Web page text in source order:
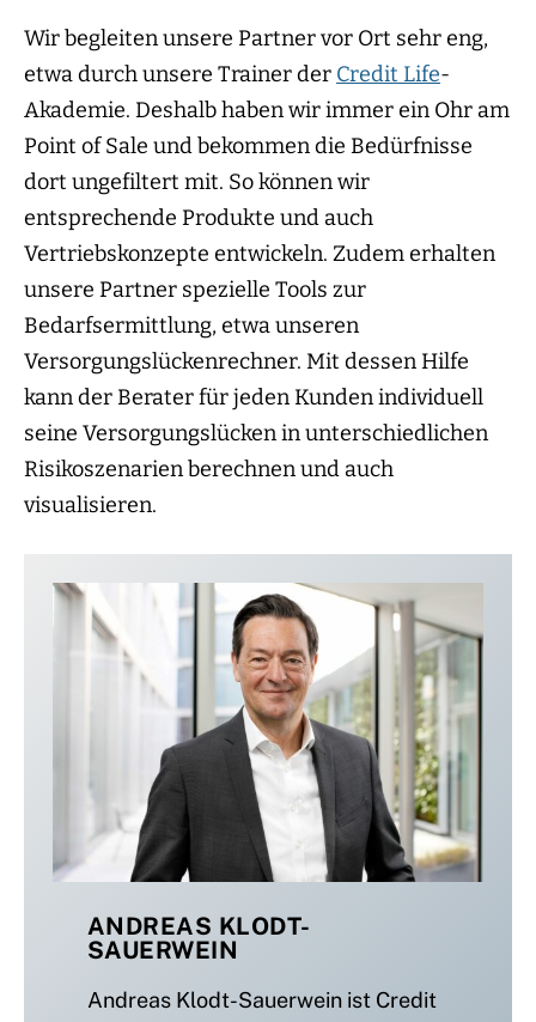
Wir begleiten unsere Partner vor Ort sehr eng,
etwa durch unsere Trainer der Credit Life-
Akademie. Deshalb haben wir immer ein Ohr am
Point of Sale und bekommen die Bedürfnisse
dort ungefiltert mit. So können wir
entsprechende Produkte und auch
Vertriebskonzepte entwickeln. Zudem erhalten
unsere Partner spezielle Tools zur
Bedarfsermittlung, etwa unseren
Versorgungslückenrechner. Mit dessen Hilfe
kann der Berater für jeden Kunden individuell
seine Versorgungslücken in unterschiedlichen
Risikoszenarien berechnen und auch
visualisieren.
ANDREAS KLODT-
SAUERWEIN
Andreas Klodt-Sauerwein ist Credit